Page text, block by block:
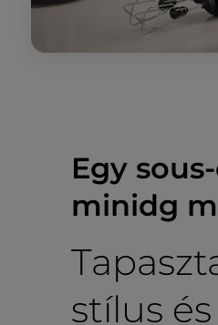
Egy
minidg
stílus és